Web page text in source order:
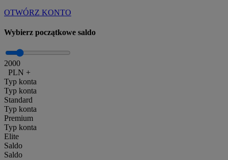
OTWÓRZ KONTO
Wybierz początkowe saldo
2000
PLN +
Typ konta
Typ konta
Standard
Typ konta
Premium
Typ konta
Elite
Saldo
Saldo